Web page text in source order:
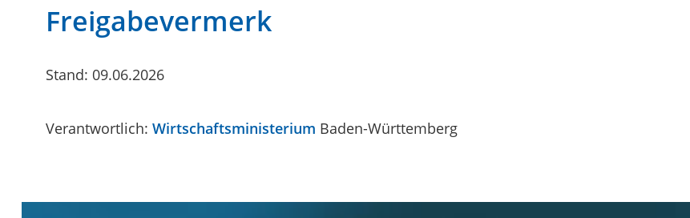
Freigabevermerk
Stand: 09.06.2026
Verantwortlich: Wirtschaftsministerium Baden-Württemberg